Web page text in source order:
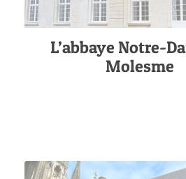
L’abbaye Notre-
Molesme